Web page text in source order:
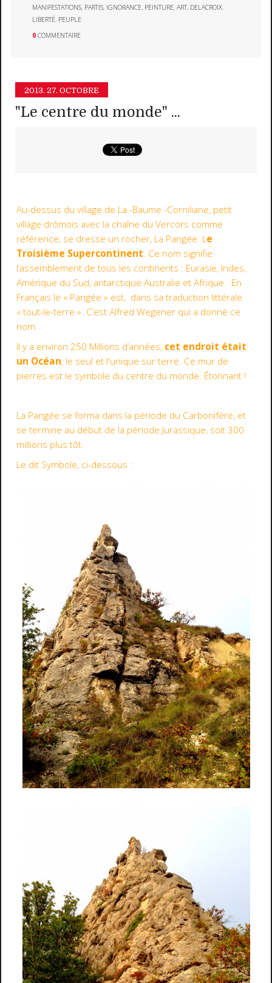
MANIFESTATIONS, PARTIS, IGNORANCE, PEINTURE,ART, DELACROIX,
LIBERTÉ, PEUPLE
0 COMMENTAIRE
2013. 27. OCTOBRE
"Le centre du monde" ...
Au-dessus du village de La -Baume -Corniliane, petit
village drômois avec la chaîne du Vercors comme
référence, se dresse un rocher, La Pangée. Le
Troisième Supercontinent. Ce nom signifie
l’assemblement de tous les continents : Eurasie, Indes,
Amérique du Sud, antarctique Australie et Afrique. En
Français le « Pangée » est, dans sa traduction littérale
« tout-le-terre ». C’est Alfred Wegener qui a donné ce
nom.
Il y a environ 250 Millions d’années, cet endroit était
un Océan, le seul et l'unique sur terre. Ce mur de
pierres est le symbole du centre du monde. Étonnant !
La Pangée se forma dans la période du Carbonifère, et
se termine au début de la période Jurassique, soit 300
millions plus tôt.
Le dit Symbole, ci-dessous :